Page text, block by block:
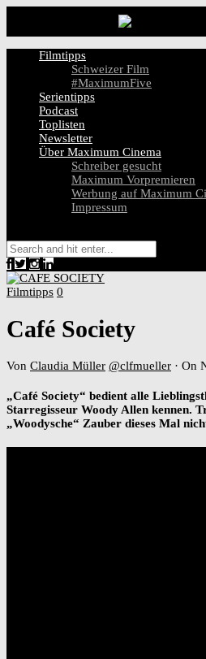
Filmtipps
Schweizer Film
#MaximumFive
Serientipps
Podcast
Toplisten
Newsletter
Über Maximum Cinema
Schreiber gesucht
Maximum Vorpremieren
Werbung auf Maximum
Impressum
Filmtipps 0
Café Society
Von Claudia Müller @clfmueller · On
„Café Society“ bedient alle
Starregisseur Woody Allen kennen.
„Woodysche“ Zauber dieses Mal